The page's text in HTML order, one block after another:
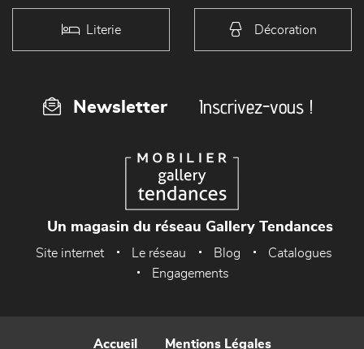
Literie Décoration
Newsletter Inscrivez-vous !
Un magasin du réseau Gallery Tendances
Site internet Le réseau Blog
Catalogues
Engagements
Accueil Mentions Légales